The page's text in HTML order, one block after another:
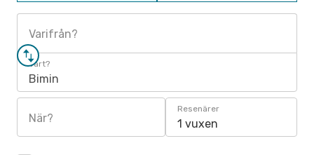
Varifrån?
Vart?
Bimin
När?
Resenärer
1 vuxen